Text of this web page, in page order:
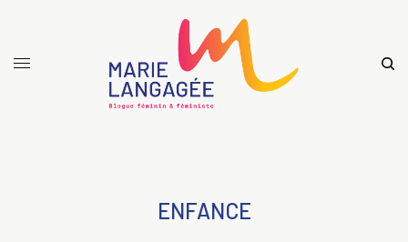
ENFANCE